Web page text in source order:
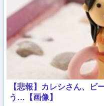
【悲報】カレシさん、ビ
う…【画像】